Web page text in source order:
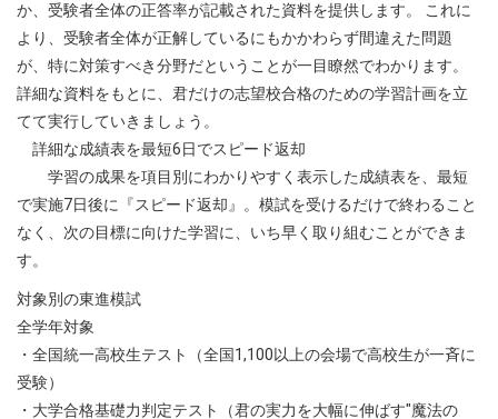
か、受験者全体の正答率が記載された資料を提供します。 これに
より、受験者全体が正解しているにもかかわらず間違えた問題
が、特に対策すべき分野だということが一目瞭然でわかります。
詳細な資料をもとに、君だけの志望校合格のための学習計画を立
てて実行していきましょう。
詳細な成績表を最短6日でスピード返却
学習の成果を項目別にわかりやすく表示した成績表を、最短
で実施7日後に『スピード返却』。模試を受けるだけで終わること
なく、次の目標に向けた学習に、いち早く取り組むことができま
す。
対象別の東進模試
全学年対象
・全国統一高校生テスト（全国1,100以上の会場で高校生が一斉に
受験）
・大学合格基礎力判定テスト（君の実力を大幅に伸ばす"魔法の